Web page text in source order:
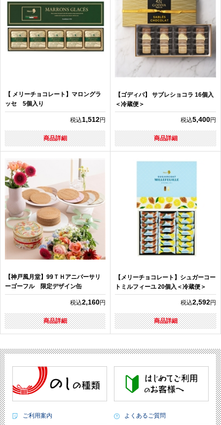
【 メリーチョコレート】マロングラ
ッセ 5個入り
税込1,512円
商品詳細
【ゴディバ】 サブレショコラ 16個入
＜冷蔵便＞
税込5,400円
商品詳細
【神戸風月堂】99ＴＨアニバーサリ
ーゴーフル 限定デザイン缶
税込2,160円
商品詳細
【メリーチョコレート】シュガーコー
トミルフィーユ 20個入＜冷蔵便＞
税込2,592円
商品詳細
ご利用案内 よくあるご質問